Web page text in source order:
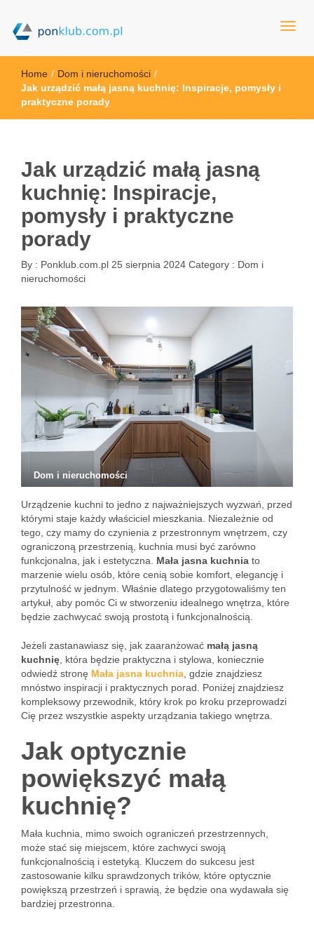
ponklub.com.pl
Home / Dom i nieruchomości /
Jak urządzić małą jasną kuchnię: Inspiracje, pomysły i
praktyczne porady
Jak urządzić małą jasną
kuchnię: Inspiracje,
pomysły i praktyczne
porady
By : Ponklub.com.pl 25 sierpnia 2024 Category : Dom i
nieruchomości
Dom i nieruchomości
Urządzenie kuchni to jedno z najważniejszych wyzwań, przed
którymi staje każdy właściciel mieszkania. Niezależnie od
tego, czy mamy do czynienia z przestronnym wnętrzem, czy
ograniczoną przestrzenią, kuchnia musi być zarówno
funkcjonalna, jak i estetyczna. Mała jasna kuchnia to
marzenie wielu osób, które cenią sobie komfort, elegancję i
przytulność w jednym. Właśnie dlatego przygotowaliśmy ten
artykuł, aby pomóc Ci w stworzeniu idealnego wnętrza, które
będzie zachwycać swoją prostotą i funkcjonalnością.
Jeżeli zastanawiasz się, jak zaaranżować małą jasną
kuchnię , która będzie praktyczna i stylowa, koniecznie
odwiedź stronę Mała jasna kuchnia , gdzie znajdziesz
mnóstwo inspiracji i praktycznych porad. Poniżej znajdziesz
kompleksowy przewodnik, który krok po kroku przeprowadzi
Cię przez wszystkie aspekty urządzania takiego wnętrza.
Jak optycznie
powiększyć małą
kuchnię?
Mała kuchnia, mimo swoich ograniczeń przestrzennych,
może stać się miejscem, które zachwyci swoją
funkcjonalnością i estetyką. Kluczem do sukcesu jest
zastosowanie kilku sprawdzonych trików, które optycznie
powiększą przestrzeń i sprawią, że będzie ona wydawała się
bardziej przestronna.